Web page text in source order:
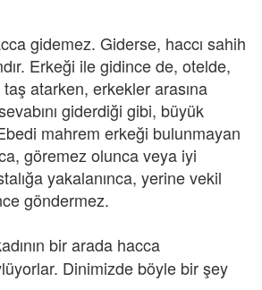
gidemez. Giderse, haccı sahih
Erkeği ile gidince de, otelde,
atarken, erkekler arasına
giderdiği gibi, büyük
mahrem erkeği bulunmayan
göremez olunca veya iyi
yakalanınca, yerine vekil
göndermez.
bir arada hacca
Dinimizde böyle bir şey